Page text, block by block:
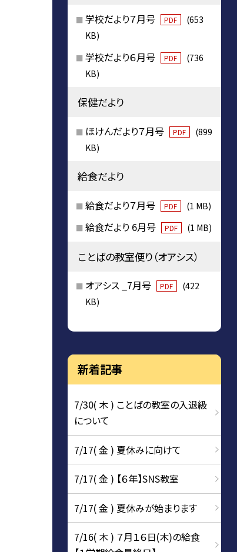
学校だより７月号 PDF
(653
KB)
学校だより６月号 PDF
(736
KB)
保健だより
ほけんだより７月号 PDF
(899
KB)
給食だより
給食だより７月号 PDF (1 MB)
給食だより 6月号 PDF (1 MB)
ことばの教室便り（オアシス）
オアシス _7月号 PDF
(422
KB)
新着記事
7/30( 木 ) ことばの教室の入退級
について
7/17( 金 ) 夏休みに向けて
7/17( 金 ) 【６年】SNS教室
7/17( 金 ) 夏休みが始まります
7/16( 木 ) ７月１６日(木)の給食